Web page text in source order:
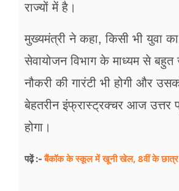
राज्यों में है।
मुख्यमंत्री ने कहा, किसी भी युवा
सेवायोजन विभाग के माध्यम से
नौकरी की गारंटी भी होगी और
बेहतरीन इंफ्रास्ट्रक्चर आज उत्तर
होगा।
पढ़ें :-बैंकॉक के स्कूल में खूनी खेल, 8वीं के छात्र